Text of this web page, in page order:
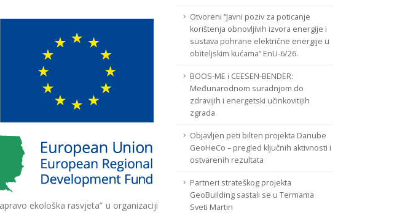
ekološka rasvjeta” u organizaciji
Otvoreni “Javni poziv za poticanje
korištenja obnovljivih izvora energije i
sustava pohrane električne energije u
obiteljskim kućama” EnU-6/26.
BOOS-ME i CEESEN-BENDER:
Međunarodnom suradnjom do
zdravijih i energetski učinkovitijih
zgrada
Objavljen peti bilten projekta Danube
GeoHeCo – pregled ključnih aktivnosti i
ostvarenih rezultata
Partneri strateškog projekta
GeoBuilding sastali se u Termama
Sveti Martin